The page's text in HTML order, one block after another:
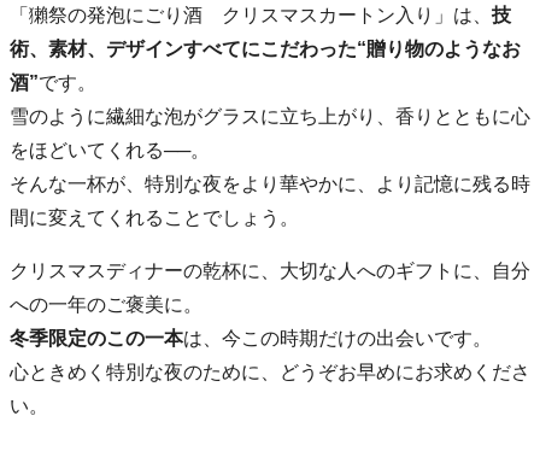
「獺祭の発泡にごり酒 クリスマスカートン入り」は、 技
術、素材、デザインすべてにこだわった“贈り物のようなお
酒”です。
雪のように繊細な泡がグラスに立ち上がり、香りとともに心
をほどいてくれる──。
そんな一杯が、特別な夜をより華やかに、より記憶に残る時
間に変えてくれることでしょう。
クリスマスディナーの乾杯に、大切な人へのギフトに、自分
への一年のご褒美に。
冬季限定のこの一本は、今この時期だけの出会いです。
心ときめく特別な夜のために、どうぞお早めにお求めくださ
い。